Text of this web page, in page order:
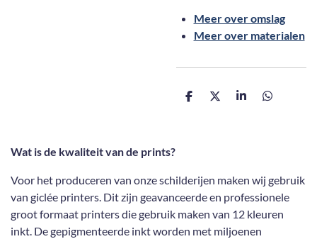
Meer over omslag
Meer over materialen
D
D
S
D
Wat is de kwaliteit van de prints?
Voor het produceren van onze schilderijen maken wij gebruik
van giclée printers. Dit zijn geavanceerde en professionele
groot formaat printers die gebruik maken van 12 kleuren
inkt. De gepigmenteerde inkt worden met miljoenen